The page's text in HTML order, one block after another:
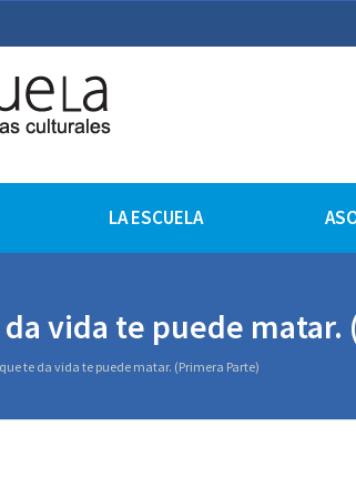
Iniciativas Culturales
LA ESCUELA
vida te puede matar.
te da vida te puede matar. (Primera Parte)